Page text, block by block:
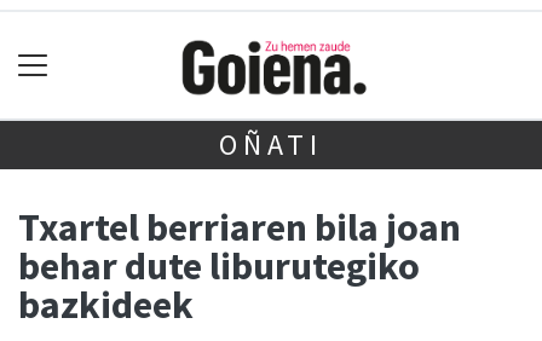
OÑATI
Txartel berriaren bila joan
behar dute liburutegiko
bazkideek